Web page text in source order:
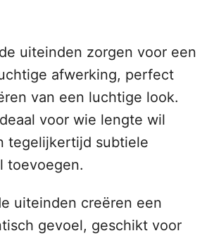
uiteinden zorgen voor een
afwerking, perfect
van een luchtige look.
voor wie lengte wil
tegelijkertijd subtiele
toevoegen.
uiteinden creëren een
gevoel, geschikt voor